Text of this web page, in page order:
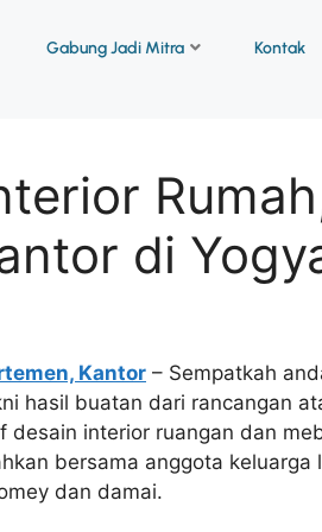
Gabung Jadi Mitra Kontak
di
Kantor – Sempatkah
hasil buatan dari rancangan
desain interior ruangan dan
bersama anggota keluarga
dan damai.